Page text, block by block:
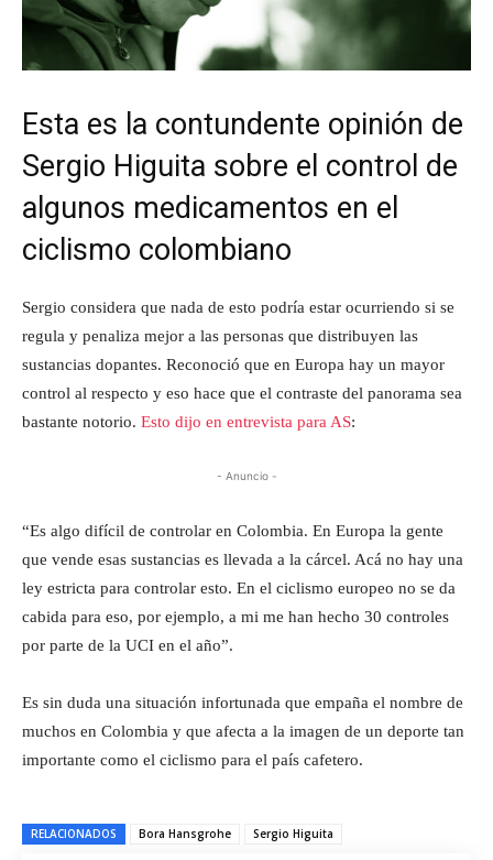
Esta es la contundente opinión de
Sergio Higuita sobre el control de
algunos medicamentos en el
ciclismo colombiano
Sergio considera que nada de esto podría estar ocurriendo si se
regula y penaliza mejor a las personas que distribuyen las
sustancias dopantes. Reconoció que en Europa hay un mayor
control al respecto y eso hace que el contraste del panorama sea
bastante notorio. Esto dijo en entrevista para AS:
- Anuncio -
“Es algo difícil de controlar en Colombia. En Europa la gente
que vende esas sustancias es llevada a la cárcel. Acá no hay una
ley estricta para controlar esto. En el ciclismo europeo no se da
cabida para eso, por ejemplo, a mi me han hecho 30 controles
por parte de la UCI en el año”.
Es sin duda una situación infortunada que empaña el nombre de
muchos en Colombia y que afecta a la imagen de un deporte tan
importante como el ciclismo para el país cafetero.
RELACIONADOS Bora Hansgrohe Sergio Higuita